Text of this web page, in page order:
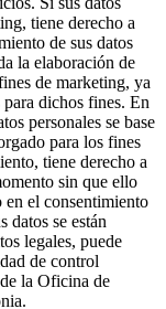
tiene derecho a
de sus datos
la elaboración de
de marketing, ya
para dichos fines. En
personales se base
para los fines
tiene derecho a
sin que ello
en el consentimiento
datos se están
legales, puede
de control
la Oficina de